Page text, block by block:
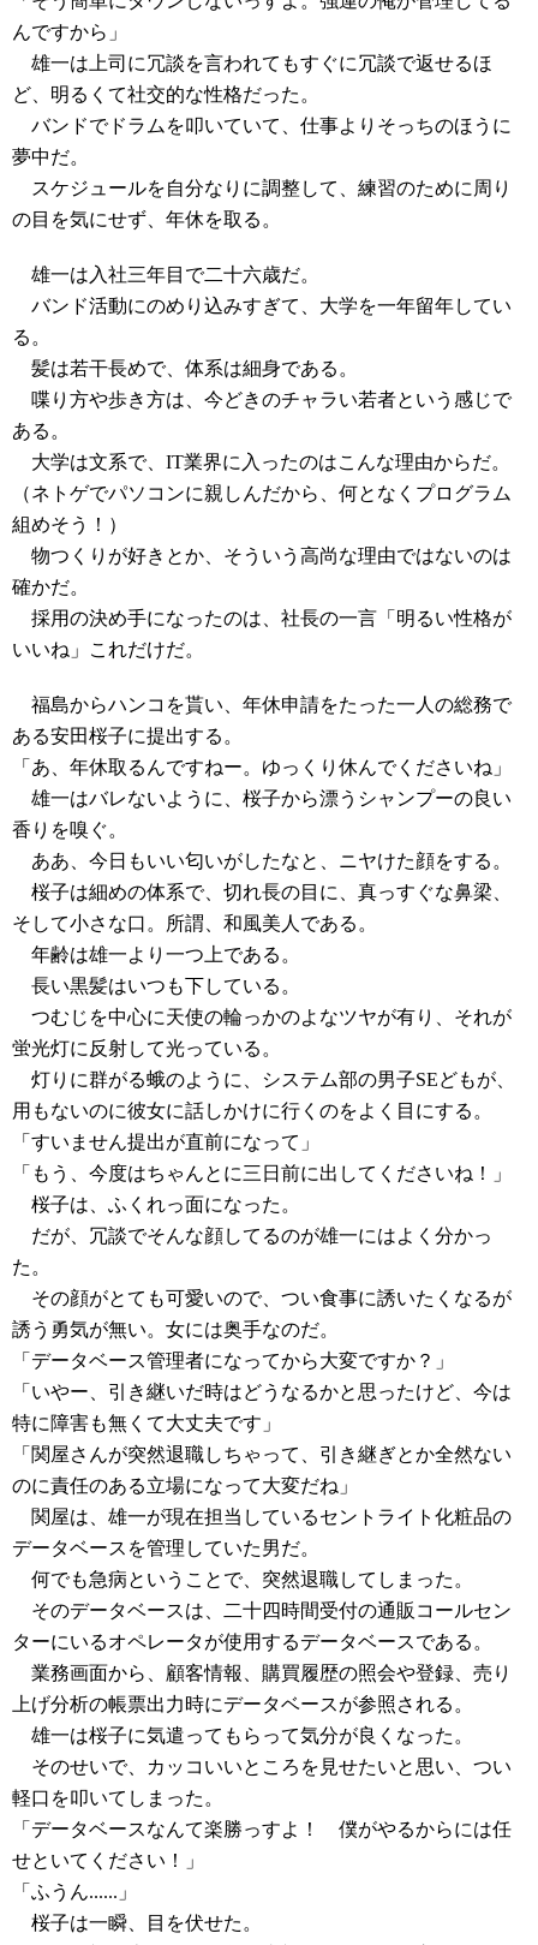
んですから」
雄一は上司に冗談を言われてもすぐに冗談で返せるほ
ど、明るくて社交的な性格だった。
バンドでドラムを叩いていて、仕事よりそっちのほうに
夢中だ。
スケジュールを自分なりに調整して、練習のために周り
の目を気にせず、年休を取る。
雄一は入社三年目で二十六歳だ。
バンド活動にのめり込みすぎて、大学を一年留年してい
る。
髪は若干長めで、体系は細身である。
喋り方や歩き方は、今どきのチャラい若者という感じで
ある。
大学は文系で、IT業界に入ったのはこんな理由からだ。
（ネトゲでパソコンに親しんだから、何となくプログラム
組めそう！）
物つくりが好きとか、そういう高尚な理由ではないのは
確かだ。
採用の決め手になったのは、社長の一言「明るい性格が
いいね」これだけだ。
福島からハンコを貰い、年休申請をたった一人の総務で
ある安田桜子に提出する。
「あ、年休取るんですねー。ゆっくり休んでくださいね」
雄一はバレないように、桜子から漂うシャンプーの良い
香りを嗅ぐ。
ああ、今日もいい匂いがしたなと、ニヤけた顔をする。
桜子は細めの体系で、切れ長の目に、真っすぐな鼻梁、
そして小さな口。所謂、和風美人である。
年齢は雄一より一つ上である。
長い黒髪はいつも下している。
つむじを中心に天使の輪っかのよなツヤが有り、それが
蛍光灯に反射して光っている。
灯りに群がる蛾のように、システム部の男子SEどもが、
用もないのに彼女に話しかけに行くのをよく目にする。
「すいません提出が直前になって」
「もう、今度はちゃんとに三日前に出してくださいね！」
桜子は、ふくれっ面になった。
だが、冗談でそんな顔してるのが雄一にはよく分かっ
た。
その顔がとても可愛いので、つい食事に誘いたくなるが
誘う勇気が無い。女には奥手なのだ。
「データベース管理者になってから大変ですか？」
「いやー、引き継いだ時はどうなるかと思ったけど、今は
特に障害も無くて大丈夫です」
「関屋さんが突然退職しちゃって、引き継ぎとか全然ない
のに責任のある立場になって大変だね」
関屋は、雄一が現在担当しているセントライト化粧品の
データベースを管理していた男だ。
何でも急病ということで、突然退職してしまった。
そのデータベースは、二十四時間受付の通販コールセン
ターにいるオペレータが使用するデータベースである。
業務画面から、顧客情報、購買履歴の照会や登録、売り
上げ分析の帳票出力時にデータベースが参照される。
雄一は桜子に気遣ってもらって気分が良くなった。
そのせいで、カッコいいところを見せたいと思い、つい
軽口を叩いてしまった。
「データベースなんて楽勝っすよ！ 僕がやるからには任
せといてください！」
「ふうん......」
桜子は一瞬、目を伏せた。